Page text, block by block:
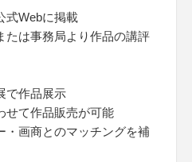
式Webに掲載
たは事務局より作品の講評
で作品展示
せて作品販売が可能
・画商とのマッチングを補